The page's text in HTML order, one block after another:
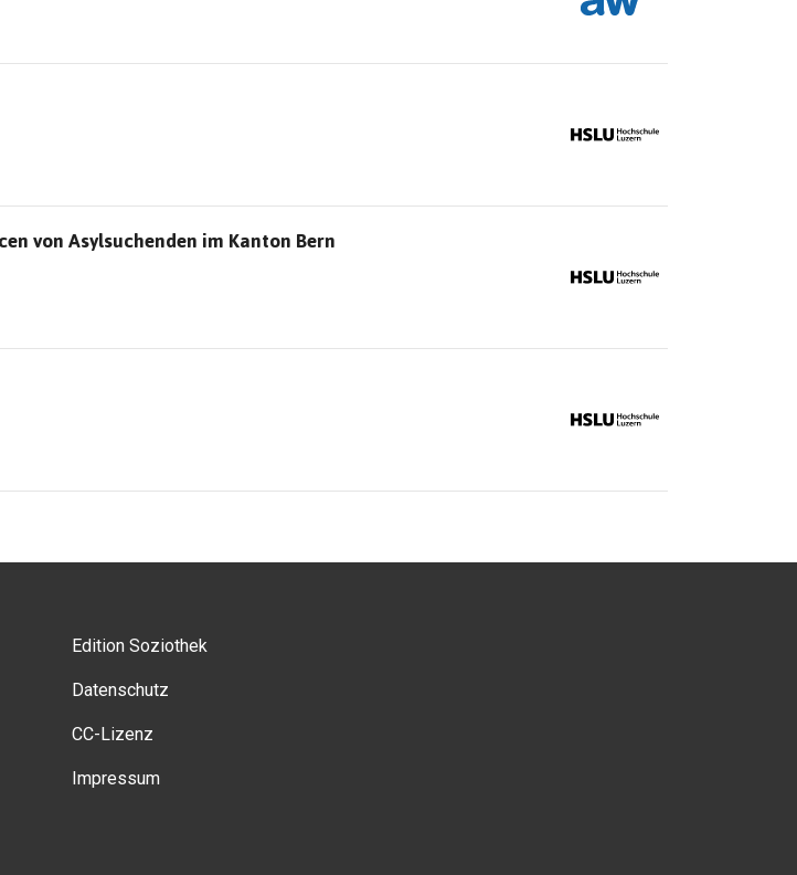
von Asylsuchenden im Kanton Bern
Edition Soziothek
Datenschutz
CC-Lizenz
Impressum